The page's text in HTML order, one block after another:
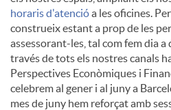
horaris d'atencióa les oficines.
construeix estant a prop de les
assessorant-les, tal com fem dia a
través de tots els nostres canals
Perspectives Econòmiques i
celebrem al gener i al juny a
mes de juny hem reforçat amb